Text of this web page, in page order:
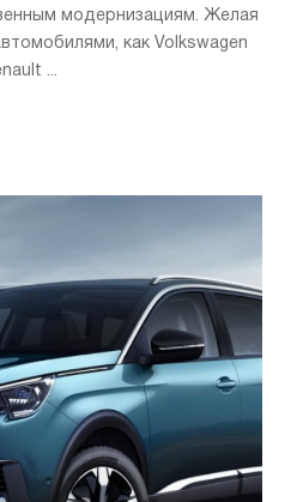
модернизациям. Желая
как Volkswagen
...